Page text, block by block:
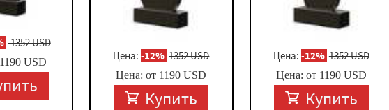
1352 USD
1190 USD Цена:-12% 1352 USD
Цена: от 1190 USD
Купить
Цена: -12% 1352 USD
Цена: от 1190USD
Купить